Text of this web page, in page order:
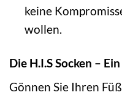
keine
wollen.
Die H.I.S Socken –
Gönnen Sie Ihren